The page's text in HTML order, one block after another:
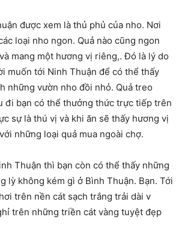
được xem là thủ phủ của nho. Nơi
loại nho ngon. Quả nào cũng ngon
mang một hương vị riêng,. Đó là lý do
muốn tới Ninh Thuận để có thể thấy
những vườn nho đồi nhỏ. Quả treo
đi bạn có thể thưởng thức trực tiếp trên
sự là thú vị và khi ăn sẽ thấy hương vị
những loại quả mua ngoài chợ.
Thuận thì bạn còn có thể thấy những
lỳ không kém gì ở Bình Thuận. Bạn. Tới
trên nền cát sạch trắng trải dài v
trên những triền cát vàng tuyệt đẹp